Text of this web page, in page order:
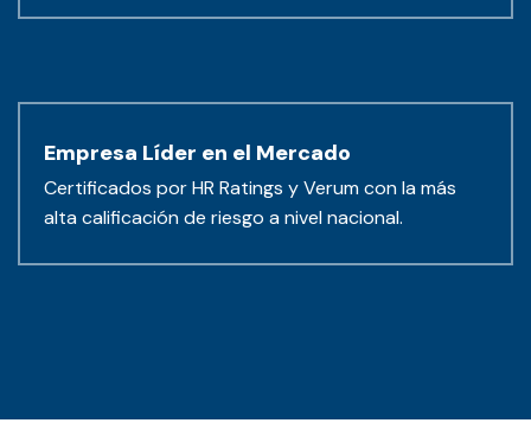
Empresa Líder en el Mercado
Certificados por HR Ratings y Verum con la más
alta calificación de riesgo a nivel nacional.